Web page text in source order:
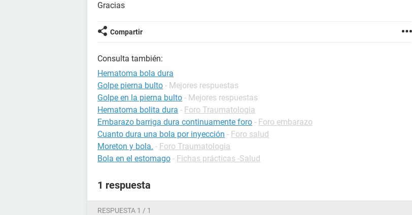
Gracias
Compartir
Consulta también:
Hematoma bola dura
Golpe pierna bulto - Mejores respuestas
Golpe en la pierna bulto - Mejores respuestas
Hematoma bolita dura - Foro Traumatologia
Embarazo barriga dura continuamente foro - Foro embarazo
Cuanto dura una bola por inyección - Foro salud
Moreton y bola. - Foro Traumatologia
Bola en el estomago - Fichas prácticas -Salud
1 respuesta
RESPUESTA 1 / 1